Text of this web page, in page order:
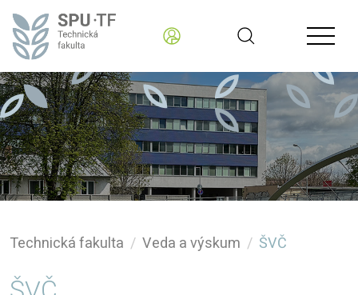
Technická fakulta Veda a výskum ŠVČ